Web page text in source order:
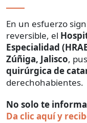
En un esfuerzo
reversible, el
Especialidad
Zúñiga, Jalisco,
quirúrgica de
derechohabientes.
No solo te
Da clic aquí y